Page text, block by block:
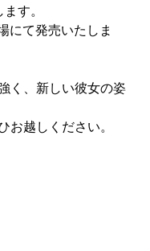
す。
にて発売いたしま
く、新しい彼女の姿
お越しください。